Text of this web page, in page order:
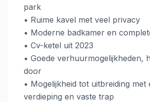
park
• Ruime kavel met veel privacy
• Moderne badkamer en
• Cv-ketel uit 2023
• Goede verhuurmogelijkheden,
door
• Mogelijkheid tot uitbreiding met
verdieping en vaste trap